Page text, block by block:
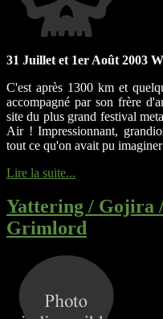
31 Juillet et 1er Août 2003
C'est après 1300 km et
accompagné par son frère
site du plus grand festival
Air ! Impressionnant,
tout ce qu'on avait pu
Lire la suite...
Yattering / Gojira
Grimlord